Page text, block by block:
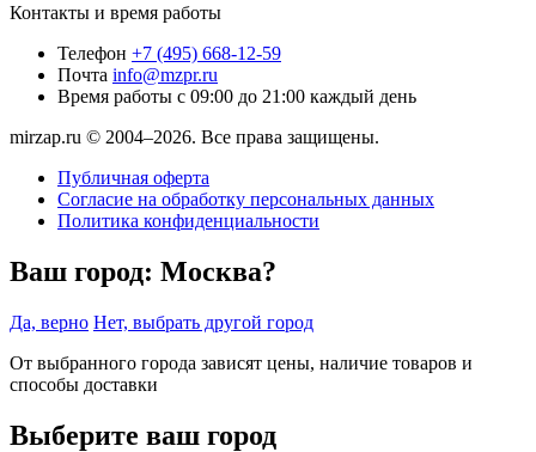
Контакты и время работы
Телефон +7 (495) 668-12-59
Почта info@mzpr.ru
Время работы с 09:00 до 21:00 каждый день
mirzap.ru © 2004–2026. Все права защищены.
Публичная оферта
Согласие на обработку персональных данных
Политика конфиденциальности
Ваш город: Москва?
Да, верно Нет, выбрать другой город
От выбранного города зависят цены, наличие товаров и
способы доставки
Выберите ваш город